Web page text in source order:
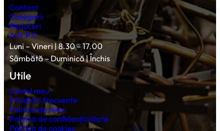
Contact
Categorii
Reduceri
A.N.P.C.
Luni – Vineri | 8.30 – 17.00
Sâmbătă – Duminică | Închis
Utile
Contul meu
Întrebări frecvente
Politica de retur
Politica de confidențialitate
Politica de cookies